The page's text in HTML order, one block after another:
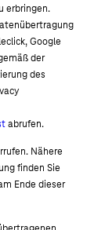
erbringen.
Google
der
des
abrufen.
Nähere
finden Sie
Ende dieser